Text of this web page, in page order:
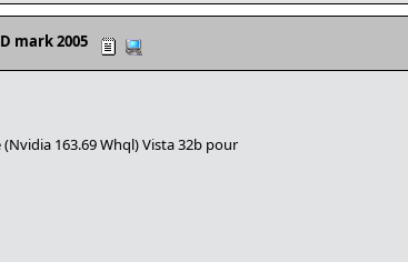
mark 2005
163.69 Whql) Vista 32b pour